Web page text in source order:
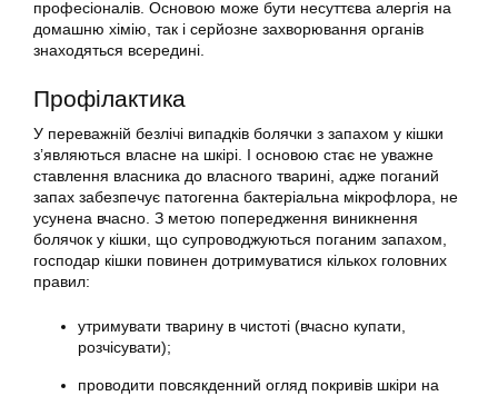
професіоналів. Основою може бути несуттєва алергія на
домашню хімію, так і серйозне захворювання органів
знаходяться всередині.
Профілактика
У переважній безлічі випадків болячки з запахом у кішки
з’являються власне на шкірі. І основою стає не уважне
ставлення власника до власного тварині, адже поганий
запах забезпечує патогенна бактеріальна мікрофлора, не
усунена вчасно. З метою попередження виникнення
болячок у кішки, що супроводжуються поганим запахом,
господар кішки повинен дотримуватися кількох головних
правил:
утримувати тварину в чистоті (вчасно купати,
розчісувати);
проводити повсякденний огляд покривів шкіри на